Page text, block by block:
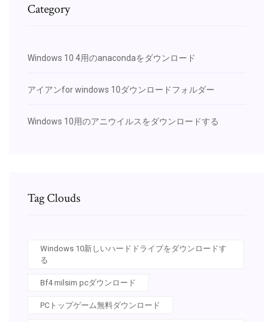
Category
Windows 10 4用のanacondaをダウンロード
アイアンfor windows 10ダウンロードフォルダー
Windows 10用のアニウイルスをダウンロードする
Tag Clouds
Windows 10新しいハードドライブをダウンロードす
る
Bf4 milsim pcダウンロード
PCトップゲーム無料ダウンロード